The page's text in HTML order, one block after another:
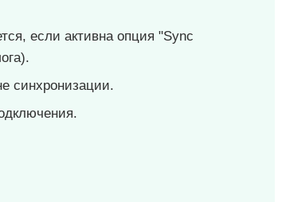
если активна опция "Sync
синхронизации.